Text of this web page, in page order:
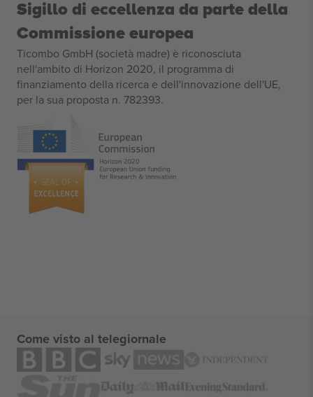
Sigillo di eccellenza da parte della
Commissione europea
Ticombo GmbH (società madre) è riconosciuta
nell'ambito di Horizon 2020, il programma di
finanziamento della ricerca e dell'innovazione dell'UE,
per la sua proposta n. 782393.
Come visto al telegiornale